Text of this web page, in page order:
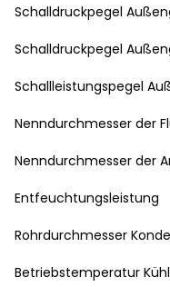
Schalldruckpegel
Schalldruckpegel
Schallleistungspegel
Nenndurchmesser der
Nenndurchmesser der
Entfeuchtungsleistung
Rohrdurchmesser
Betriebstemperatur